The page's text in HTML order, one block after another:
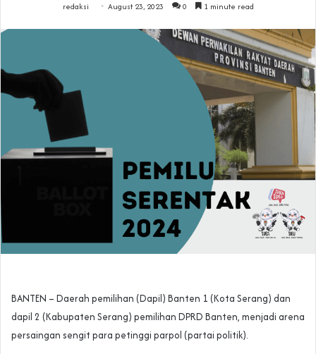
redaksi August 23, 2023 0 1 minute read
BANTEN – Daerah pemilihan (Dapil) Banten 1 (Kota Serang) dan
dapil 2 (Kabupaten Serang) pemilihan DPRD Banten, menjadi arena
persaingan sengit para petinggi parpol (partai politik).